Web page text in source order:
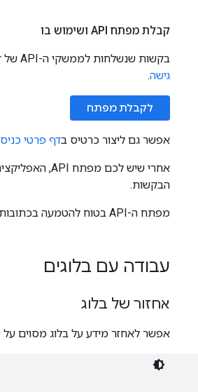
קבלת מפתח API ושימוש בו
בקשות שנשלחות לממשקי ה-API של Blogger לנתונים ציבוריים חייבות לכלול מזהה, שיכול להיות
גישה.
לקבלת מפתח
אפשר גם ליצור כרטיס בדף פרטי
אחרי שיש לכם מפתח API, האפליקציה יכולה לצרף את פרמטר השאילתה
הבקשות.
מפתח ה-API בטוח להטמעה בכתובות URL, אין צורך בקידוד שלו.
עבודה עם בלוגים
אחזור של בלוג
אפשר לאחזר מידע על בלוג מסוים